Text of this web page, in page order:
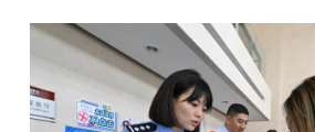
地方频道
北京 天津 河
辽宁 吉林 上